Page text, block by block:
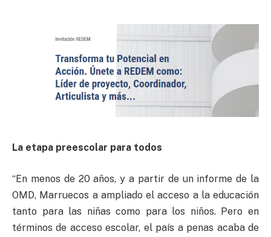
La etapa preescolar para todos
“En menos de 20 años, y a partir de un informe de la
OMD, Marruecos a ampliado el acceso a la educación
tanto para las niñas como para los niños. Pero en
términos de acceso escolar, el país a penas acaba de